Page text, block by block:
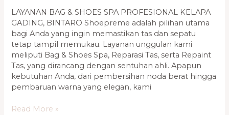
LAYANAN BAG & SHOES SPA PROFESIONAL KELAPA
GADING, BINTARO Shoepreme adalah pilihan utama
bagi Anda yang ingin memastikan tas dan sepatu
tetap tampil memukau. Layanan unggulan kami
meliputi Bag & Shoes Spa, Reparasi Tas, serta Repaint
Tas, yang dirancang dengan sentuhan ahli. Apapun
kebutuhan Anda, dari pembersihan noda berat hingga
pembaruan warna yang elegan, kami
Read More »